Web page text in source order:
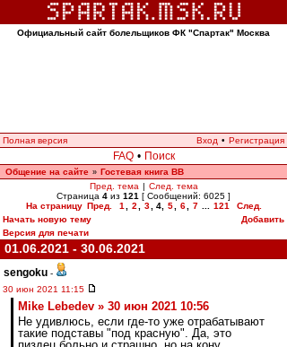
Официальный сайт болельщиков ФК "Спартак" Москва
Полная версия Вход • Регистрация
FAQ • Поиск
Общение на сайте » Гостевая книга ВВ
Пред. тема | След. тема
Страница 4 из 121 [ Сообщений: 6025 ]
На страницу Пред. 1 2 3 4, 5 6 7 121
След.
Начать новую тему
Добавить
Версия для печати
01.06.2021 - 30.06.2021
sengoku -
30 июн 2021 11:15
Mike Lebedev » 30 июн 2021 10:56
Не удивлюсь, если где-то уже отрабатывают
такие подставы "под красную". Да, это